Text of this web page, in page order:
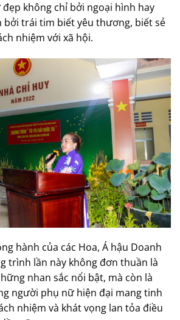
không chỉ bởi ngoại hình hay
bởi trái tim biết yêu thương, biết sẻ
nhiệm với xã hội.
hành của các Hoa, Á hậu Doanh
trình lần này không đơn thuần là
nhan sắc nổi bật, mà còn là
người phụ nữ hiện đại mang tinh
nhiệm và khát vọng lan tỏa điều